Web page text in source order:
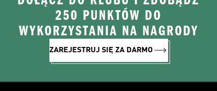
250 PUNKTÓW DO
WYKORZYSTANIA NA NAGRODY
ZAREJESTRUJ SIĘ ZA DARMO